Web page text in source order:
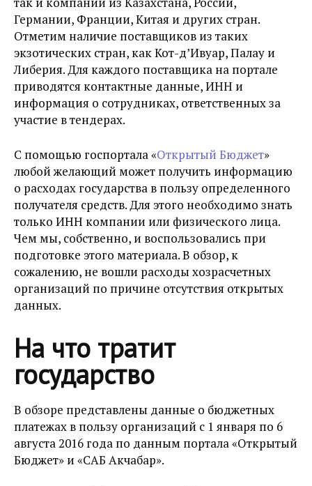
Германии, Франции, Китая и других стран.
Отметим наличие поставщиков из таких
экзотических стран, как Кот-д’Ивуар, Палау и
Либерия. Для каждого поставщика на портале
приводятся контактные данные, ИНН и
информация о сотрудниках, ответственных за
участие в тендерах.
С помощью госпортала «Открытый Бюджет»
любой желающий может получить информацию
о расходах государства в пользу определенного
получателя средств. Для этого необходимо знать
только ИНН компании или физического лица.
Чем мы, собственно, и воспользовались при
подготовке этого материала. В обзор, к
сожалению, не вошли расходы хозрасчетных
организаций по причине отсутствия открытых
данных.
На что тратит
государство
В обзоре представлены данные о бюджетных
платежах в пользу организаций с 1 января по 6
августа 2016 года по данным портала «Открытый
Бюджет» и «САБ Акчабар».